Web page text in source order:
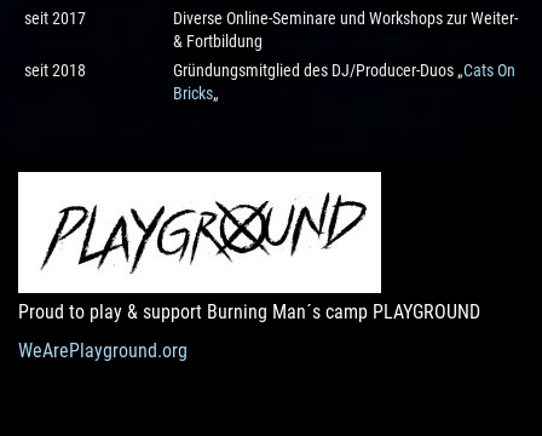
seit 2017
Diverse Online-Seminare und Workshops zur Weiter-
& Fortbildung
seit 2018
Gründungsmitglied des DJ/Producer-Duos „Cats On
Bricks„
Proud to play & support Burning Man´s camp PLAYGROUND
WeArePlayground.org